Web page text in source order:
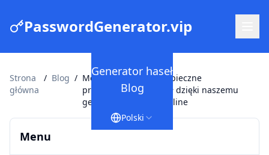
PasswordGenerator.vip
Generator haseł
Blog
Polski
Strona
główna
/ Blog / Menedżery haseł: Bezpieczne
przechowywanie haseł dzięki naszemu
generatorowi haseł online
Menu